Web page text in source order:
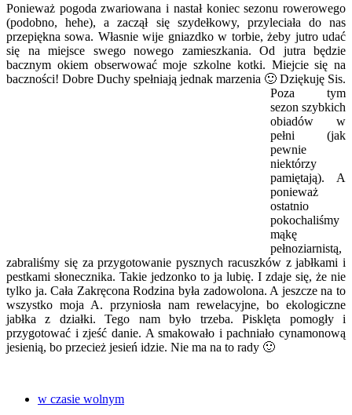
Ponieważ pogoda zwariowana i nastał koniec sezonu rowerowego
(podobno, hehe), a zaczął się szydełkowy, przyleciała do nas
przepiękna sowa. Własnie wije gniazdko w torbie, żeby jutro udać
się na miejsce swego nowego zamieszkania. Od jutra będzie
bacznym okiem obserwować moje szkolne kotki. Miejcie się na
baczności! Dobre Duchy spełniają jednak marzenia 🙂 Dziękuję Sis.
Poza tym
sezon szybkich
obiadów w
pełni (jak
pewnie
niektórzy
pamiętają). A
ponieważ
ostatnio
pokochaliśmy
mąkę
pełnoziarnistą,
zabraliśmy się za przygotowanie pysznych racuszków z jabłkami i
pestkami słonecznika. Takie jedzonko to ja lubię. I zdaje się, że nie
tylko ja. Cała Zakręcona Rodzina była zadowolona. A jeszcze na to
wszystko moja A. przyniosła nam rewelacyjne, bo ekologiczne
jabłka z działki. Tego nam było trzeba. Pisklęta pomogły i
przygotować i zjeść danie. A smakowało i pachniało cynamonową
jesienią, bo przecież jesień idzie. Nie ma na to rady 🙂
w czasie wolnym